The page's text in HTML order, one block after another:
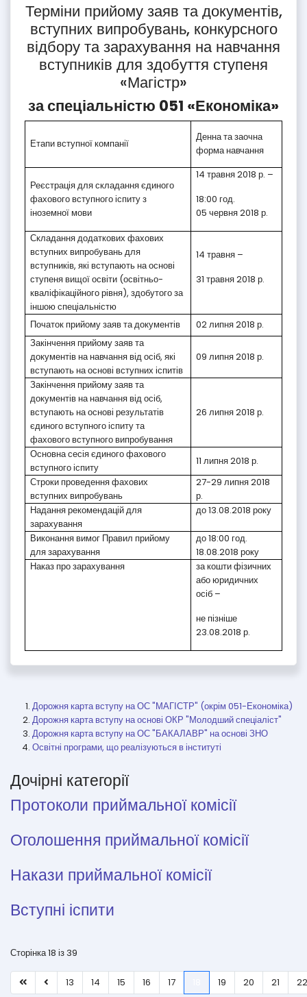
Терміни прийому заяв та документів,
вступних випробувань, конкурсного
відбору та зарахування на навчання
вступників для здобуття ступеня
«Магістр»
за спеціальністю 051 «Економіка»
Етапи вступної компанії
Денна та заочна
форма навчання
Реєстрація для складання єдиного
фахового вступного іспиту з
іноземної мови
14 травня 2018 р. –
18:00 год.
05 червня 2018 р.
Складання додаткових фахових
вступних випробувань для
вступників, які вступають на основі
ступеня вищої освіти (освітньо-
кваліфікаційного рівня), здобутого за
іншою спеціальністю
14 травня –
31 травня 2018 р.
Початок прийому заяв та документів
02 липня 2018 р.
Закінчення прийому заяв та
документів на навчання від осіб, які
вступають на основі вступних іспитів
09 липня 2018 р.
Закінчення прийому заяв та
документів на навчання від осіб,
вступають на основі результатів
єдиного вступного іспиту та
фахового вступного випробування
26 липня 2018 р.
Основна сесія єдиного фахового
вступного іспиту
11 липня 2018 р.
Строки проведення фахових
вступних випробувань
27-29 липня 2018
р.
Надання рекомендацій для
зарахування
до 13.08.2018 року
Виконання вимог Правил прийому
для зарахування
до 18:00 год.
18.08.2018 року
Наказ про зарахування
за кошти фізичних
або юридичних
осіб –
не пізніше
23.08.2018 р.
Дорожня карта вступу на ОС "МАГІСТР" (окрім 051-Економіка)
Дорожня карта вступу на основі ОКР "Молодший спеціаліст"
Дорожня карта вступу на ОС "БАКАЛАВР" на основі ЗНО
Освітні програми, що реалізуються в інституті
Дочірні категорії
Протоколи приймальної комісії
Оголошення приймальної комісії
Накази приймальної комісії
Вступні іспити
Сторінка 18 із 39
13 14 15 16 17 19 20 21 22